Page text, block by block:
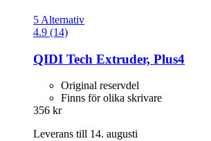
5 Alternativ
4.9 (14)
QIDI Tech Extruder, Plus4
Original reservdel
Finns för olika skrivare
356 kr
Leverans till 14. augusti